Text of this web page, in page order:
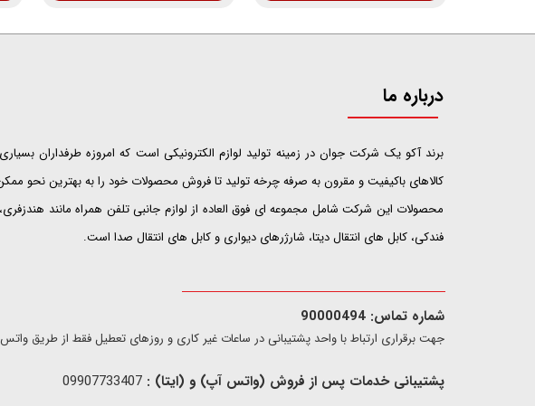
درباره ما
​​​​​​​برند آکو یک شرکت جوان در زمینه تولید لوازم الکترونیکی است که امروزه طرفداران
کالاهای باکیفیت و مقرون به صرفه چرخه تولید تا فروش محصولات خود را به بهترین نحو ممکن
محصولات این شرکت شامل مجموعه ای فوق العاده از لوازم جانبی تلفن همراه مانند
فندکی، کابل های انتقال دیتا، شارژرهای دیواری و کابل های انتقال صدا است.
شماره تماس: 90000494
​​جهت برقراری ارتباط با واحد پشتیبانی در ساعات غیر کاری و روزهای تعطیل فقط از طریق واتس آپ یا ایتا با شماره
پشتیبانی خدمات پس از فروش (واتس آپ) و (ایتا) :